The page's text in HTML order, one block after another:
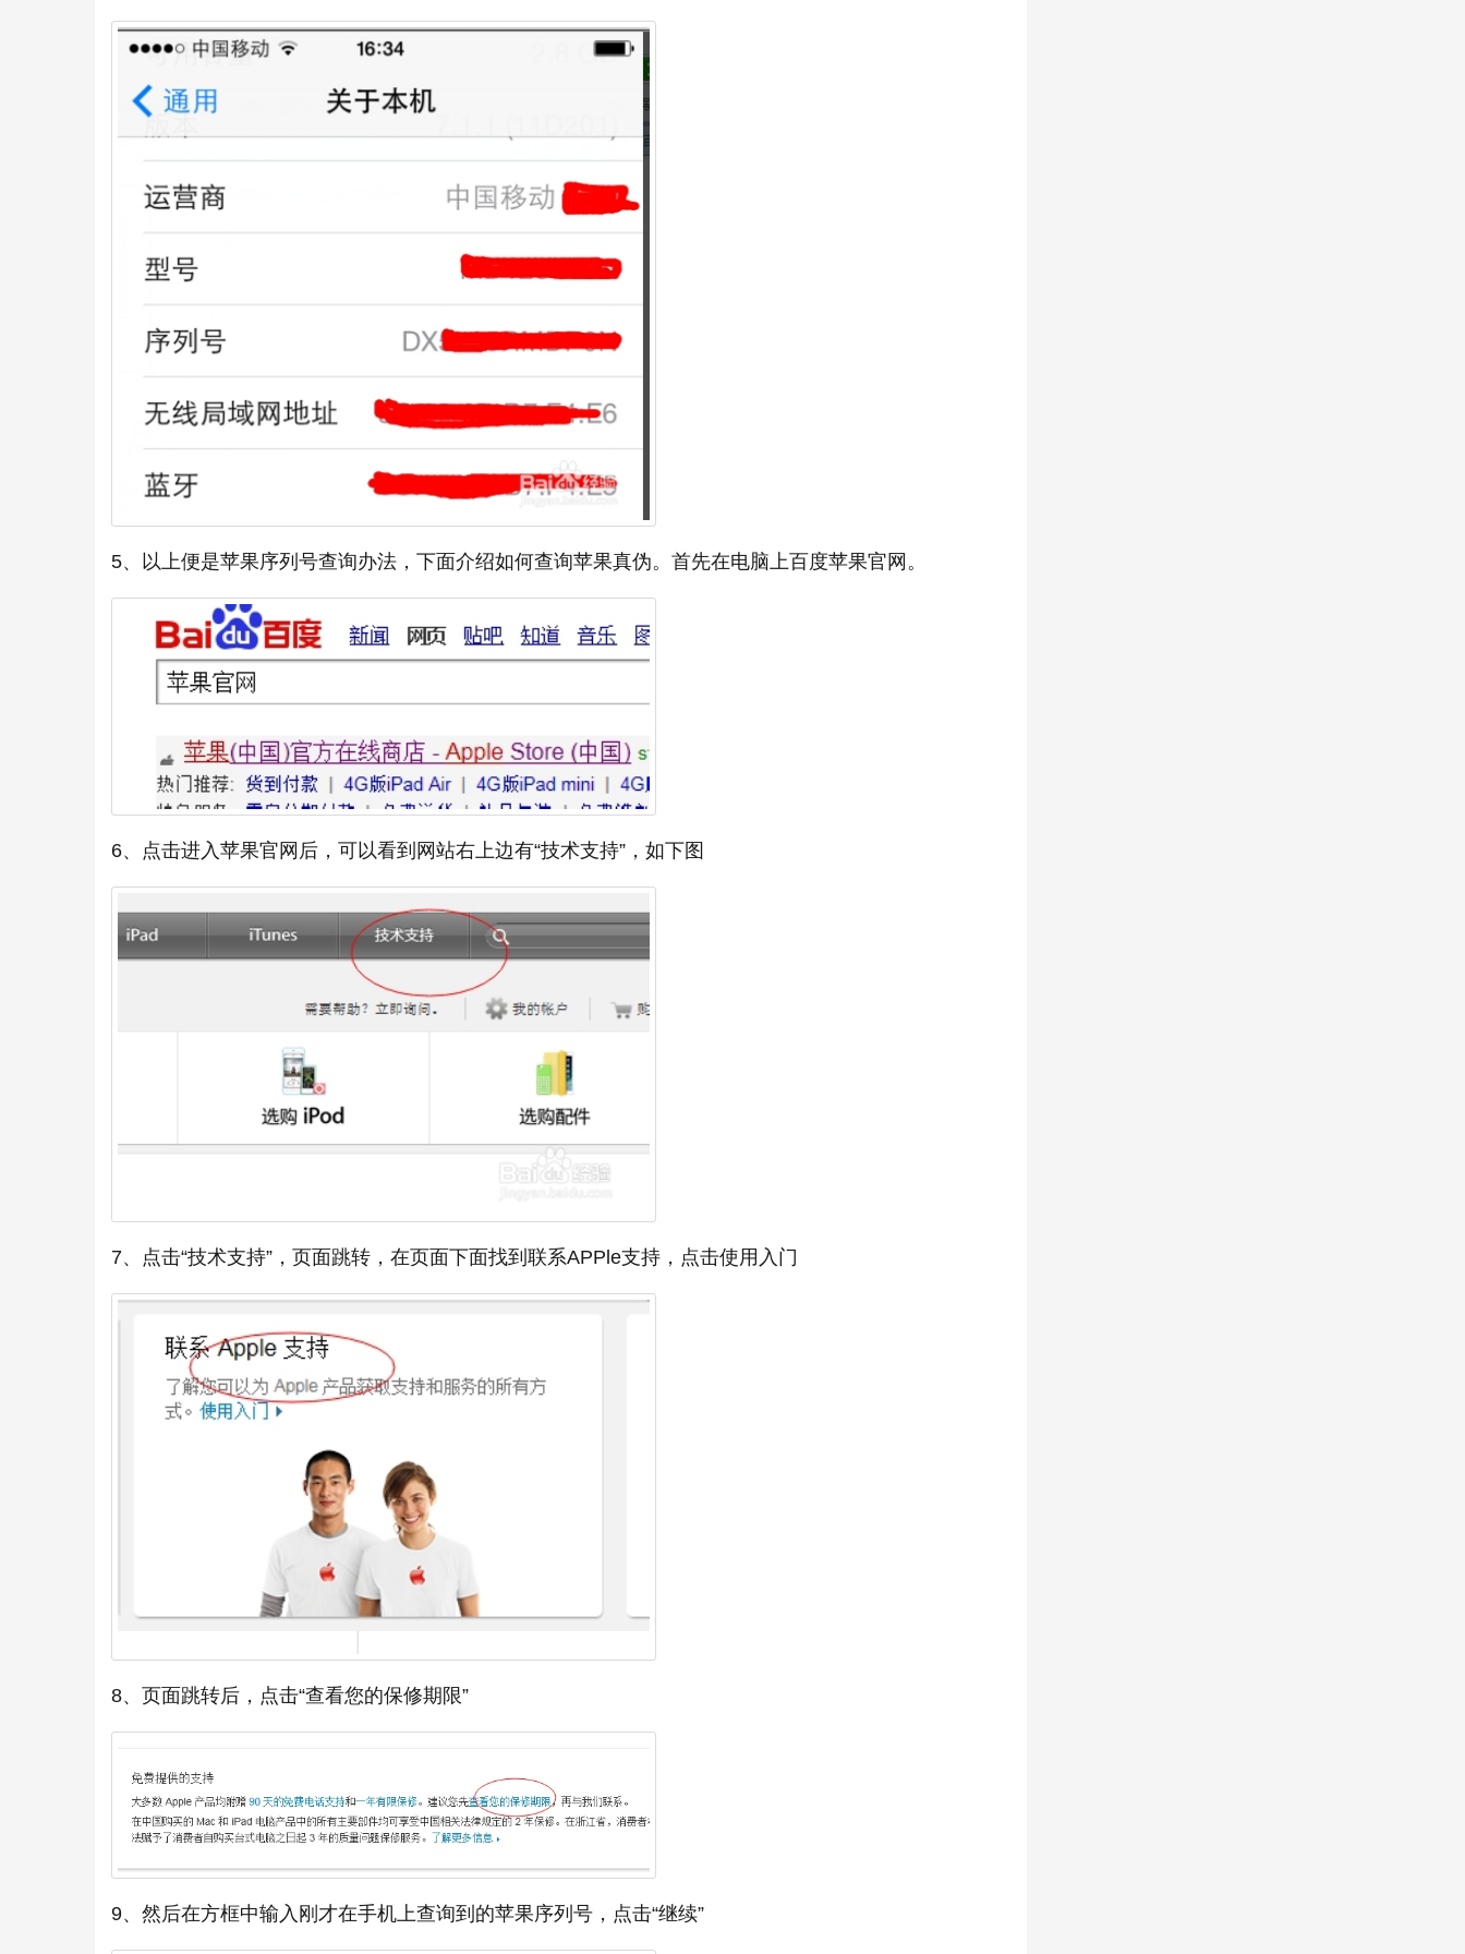
5、以上便是苹果序列号查询办法，下面介绍如何查询苹果真伪。首先在电脑上百度苹果官网。
6、点击进入苹果官网后，可以看到网站右上边有“技术支持”，如下图
7、点击“技术支持”，页面跳转，在页面下面找到联系APPle支持，点击使用入门
8、页面跳转后，点击“查看您的保修期限”
9、然后在方框中输入刚才在手机上查询到的苹果序列号，点击“继续”